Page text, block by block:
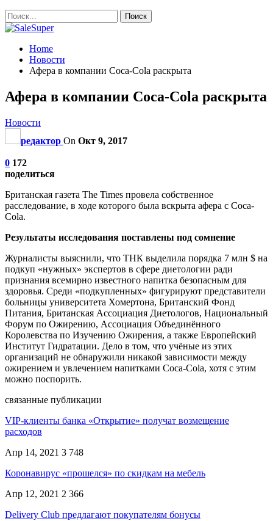
Home
Новости
Афера в компании Coca-Cola раскрыта
Афера в компании Coca-Cola раскрыта
Новости
редактор On Окт 9, 2017
0 172
поделиться
Британская газета The Times провела собственное
расследование, в ходе которого была вскрыта афера с Coca-
Cola.
Результаты исследования поставлены под сомнение
Журналисты выяснили, что ТНК выделила порядка 7 млн $ на
подкуп «нужных» экспертов в сфере диетологии ради
признания всемирно известного напитка безопасным для
здоровья. Среди «подкупленных» фигурируют представители
больницы университета Хомертона, Британский Фонд
Питания, Британская Ассоциация Диетологов, Национальный
Форум по Ожирению, Ассоциация Объединённого
Королевства по Изучению Ожирения, а также Европейский
Институт Гидратации. Дело в том, что учёные из этих
организаций не обнаружили никакой зависимости между
ожирением и увлечением напитками Coca-Cola, хотя с этим
можно поспорить.
связанные публикации
VIP-клиенты банка «Открытие» получат возмещение
расходов
Апр 14, 2021 3 748
Коронавирус «прошелся» по скидкам на мебель
Апр 12, 2021 2 366
Delivery Club предлагают покупателям бонусы